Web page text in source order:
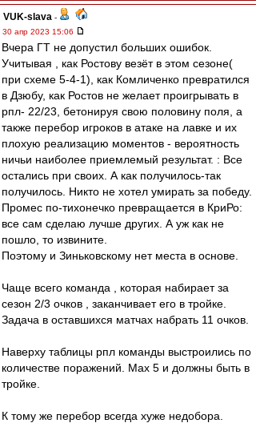
VUK-slava -
30 апр 2023 15:06
Вчера ГТ не допустил больших ошибок.
Учитывая , как Ростову везёт в этом сезоне(
при схеме 5-4-1), как Комличенко превратился
в Дзюбу, как Ростов не желает проигрывать в
рпл- 22/23, бетонируя свою половину поля, а
также перебор игроков в атаке на лавке и их
плохую реализацию моментов - вероятность
ничьи наиболее приемлемый результат. : Все
остались при своих. А как получилось-так
получилось. Никто не хотел умирать за победу.
Промес по-тихонечко превращается в КриРо:
все сам сделаю лучше других. А уж как не
пошло, то извините.
Поэтому и Зиньковскому нет места в основе.
Чаще всего команда , которая набирает за
сезон 2/3 очков , заканчивает его в тройке.
Задача в оставшихся матчах набрать 11 очков.
Наверху таблицы рпл команды выстроились по
количестве поражений. Мах 5 и должны быть в
тройке.
К тому же перебор всегда хуже недобора.